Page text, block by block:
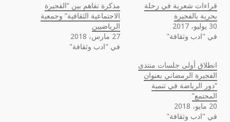
قراءات شعرية في رحلة
بحرية بالفجيرة
30 يوليو، 2017
في "ادب وثقافة"
مذكرة تفاهم بين “الفجيرة
الاجتماعية الثقافية” وجمعية
الرياضيين
27 مارس، 2018
في "ادب وثقافة"
انطلاق أولى جلسات منتدى
الفجيرة الرمضاني بعنوان
“دور الرياضة في تنمية
المجتمع”
20 مايو، 2018
في "ادب وثقافة"